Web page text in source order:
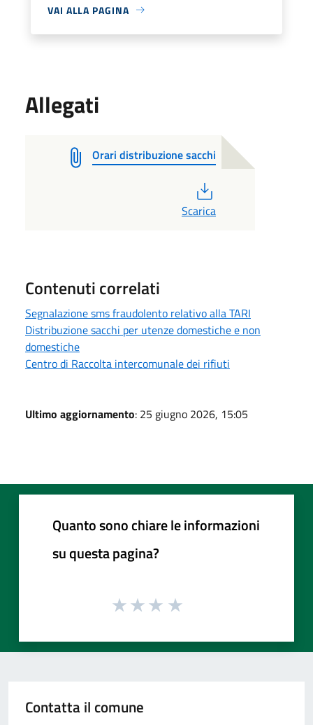
VAI ALLA PAGINA
Allegati
Orari distribuzione sacchi
Scarica
Contenuti correlati
Segnalazione sms fraudolento relativo alla TARI
Distribuzione sacchi per utenze domestiche e non
domestiche
Centro di Raccolta intercomunale dei rifiuti
Ultimo aggiornamento: 25 giugno 2026, 15:05
Quanto sono chiare le informazioni
su questa pagina?
Contatta il comune